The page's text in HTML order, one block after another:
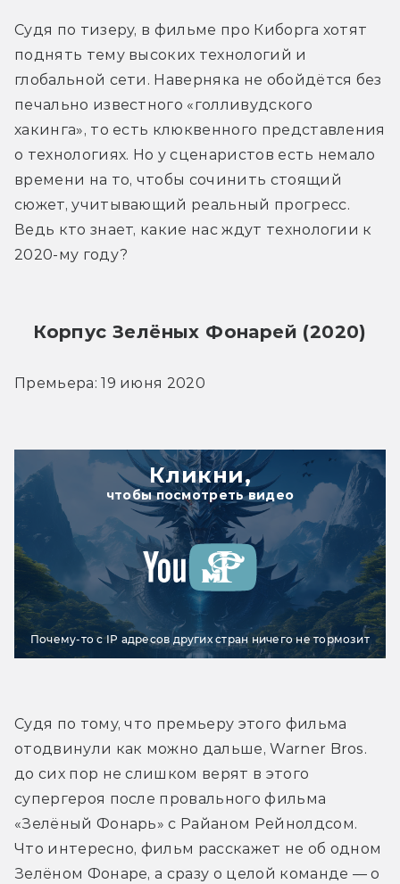
Судя по тизеру, в фильме про Киборга хотят
поднять тему высоких технологий и
глобальной сети. Наверняка не обойдётся без
печально известного «голливудского
хакинга», то есть клюквенного представления
о технологиях. Но у сценаристов есть немало
времени на то, чтобы сочинить стоящий
сюжет, учитывающий реальный прогресс.
Ведь кто знает, какие нас ждут технологии к
2020-му году?
Корпус Зелёных Фонарей (2020)
Премьера: 19 июня 2020
Кликни,
чтобы посмотреть видео
Почему-то с IP адресов других стран ничего не тормозит
Судя по тому, что премьеру этого фильма
отодвинули как можно дальше, Warner Bros.
до сих пор не слишком верят в этого
супергероя после провального фильма
«Зелёный Фонарь» с Райаном Рейнолдсом.
Что интересно, фильм расскажет не об одном
Зелёном Фонаре, а сразу о целой команде — о